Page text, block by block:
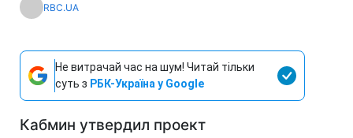
RBC.UA
Не витрачай час на шум! Читай тільки
суть з РБК-Україна у Google
Кабмин утвердил проект